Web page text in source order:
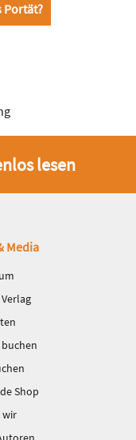
Portät?
lesen
Media
Shop
wir